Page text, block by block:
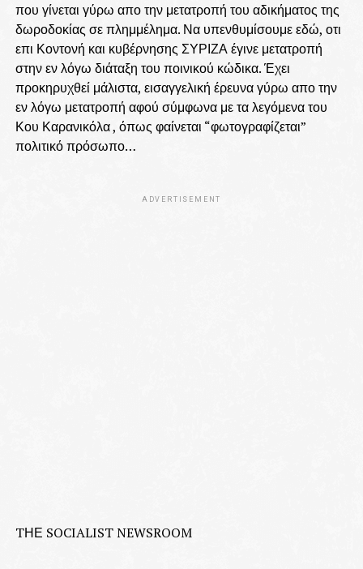
που γίνεται γύρω απο την μετατροπή του αδικήματος της
δωροδοκίας σε πλημμέλημα. Να υπενθυμίσουμε εδώ, οτι
επι Κοντονή και κυβέρνησης ΣΥΡΙΖΑ έγινε μετατροπή
στην εν λόγω διάταξη του ποινικού κώδικα. Έχει
προκηρυχθεί μάλιστα, εισαγγελική έρευνα γύρω απο την
εν λόγω μετατροπή αφού σύμφωνα με τα λεγόμενα του
Κου Καρανικόλα , όπως φαίνεται “φωτογραφίζεται”
πολιτικό πρόσωπο…
ADVERTISEMENT
TΗΕ SOCIALIST NEWSROOM